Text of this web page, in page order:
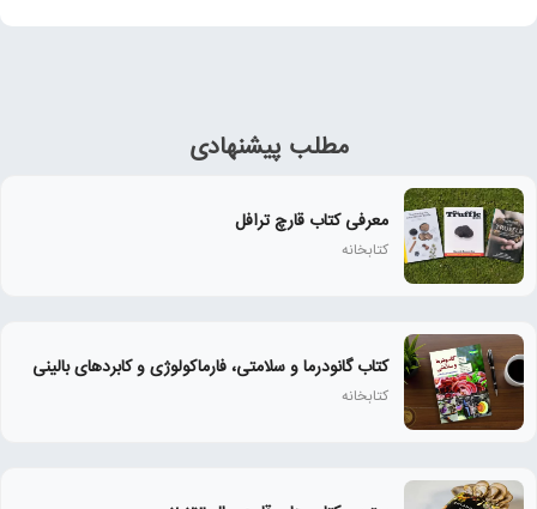
مطلب پیشنهادی
معرفی کتاب قارچ ترافل
کتابخانه
کتاب گانودرما و سلامتی، فارماکولوژی و کابردهای بالینی
کتابخانه